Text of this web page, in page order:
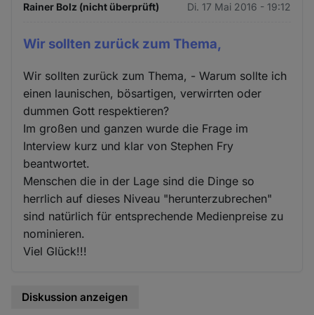
Rainer Bolz (nicht überprüft) Di. 17 Mai 2016 - 19:12
Wir sollten zurück zum Thema,
Wir sollten zurück zum Thema, - Warum sollte ich
einen launischen, bösartigen, verwirrten oder
dummen Gott respektieren?
Im großen und ganzen wurde die Frage im
Interview kurz und klar von Stephen Fry
beantwortet.
Menschen die in der Lage sind die Dinge so
herrlich auf dieses Niveau "herunterzubrechen"
sind natürlich für entsprechende Medienpreise zu
nominieren.
Viel Glück!!!
Diskussion anzeigen